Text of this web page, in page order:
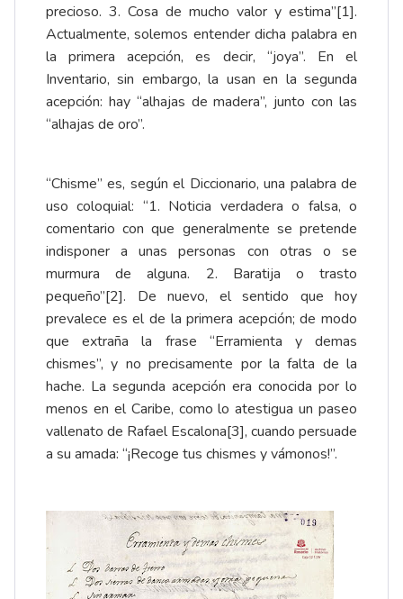
precioso. 3. Cosa de mucho valor y estima”[1].
Actualmente, solemos entender dicha palabra en
la primera acepción, es decir, “joya”. En el
Inventario, sin embargo, la usan en la segunda
acepción: hay “alhajas de madera”, junto con las
“alhajas de oro”.
“Chisme” es, según el Diccionario, una palabra de
uso coloquial: “1. Noticia verdadera o falsa, o
comentario con que generalmente se pretende
indisponer a unas personas con otras o se
murmura de alguna. 2. Baratija o trasto
pequeño”[2]. De nuevo, el sentido que hoy
prevalece es el de la primera acepción; de modo
que extraña la frase “Erramienta y demas
chismes”, y no precisamente por la falta de la
hache. La segunda acepción era conocida por lo
menos en el Caribe, como lo atestigua un paseo
vallenato de Rafael Escalona[3], cuando persuade
a su amada: “¡Recoge tus chismes y vámonos!”.